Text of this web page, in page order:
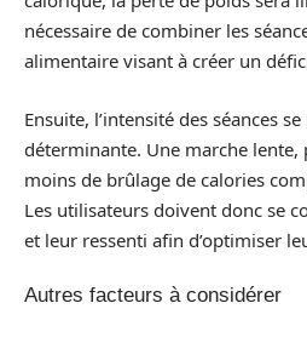
nécessaire de combiner les
alimentaire visant à créer un
Ensuite, l’intensité des séances
déterminante. Une marche lente,
moins de brûlage de calories
Les utilisateurs doivent donc se
et leur ressenti afin d’optimiser
Autres facteurs à considérer